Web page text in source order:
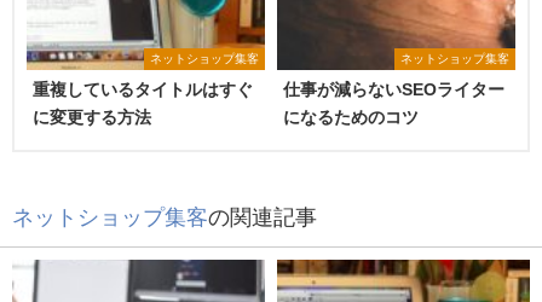
ネットショップ集客
重複しているタイトルはすぐ
に変更する方法
ネットショップ集客
仕事が減らないSEOライター
になるためのコツ
ネットショップ集客の関連記事